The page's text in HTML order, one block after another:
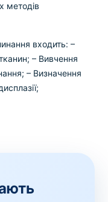
методів
входить: –
– Вивчення
– Визначення